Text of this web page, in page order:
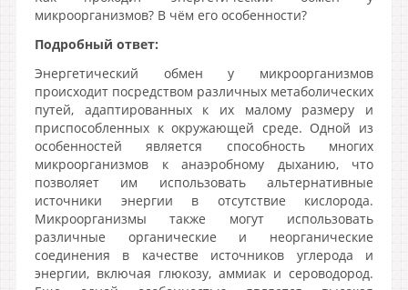
микроорганизмов? В чём его особенности?
Подробный ответ:
Энергетический обмен у микроорганизмов
происходит посредством различных метаболических
путей, адаптированных к их малому размеру и
приспособленных к окружающей среде. Одной из
особенностей является способность многих
микроорганизмов к анаэробному дыханию, что
позволяет им использовать альтернативные
источники энергии в отсутствие кислорода.
Микроорганизмы также могут использовать
различные органические и неорганические
соединения в качестве источников углерода и
энергии, включая глюкозу, аммиак и сероводород.